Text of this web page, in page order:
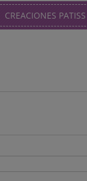
CREACIONES PATISS